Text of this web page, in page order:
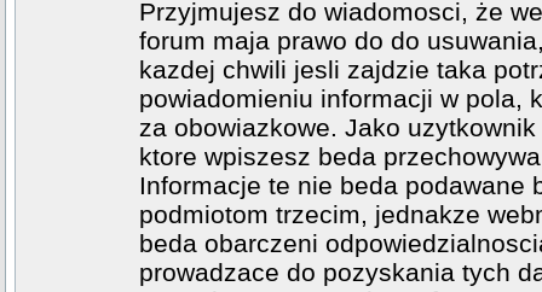
Przyjmujesz do wiadomosci, że
forum maja prawo do do
kazdej chwili jesli zajdzie taka
powiadomieniu informacji w pola,
za obowiazkowe. Jako
ktore wpiszesz beda
Informacje te nie beda podawane
podmiotom trzecim, jednakze
beda obarczeni
prowadzace do pozyskania tych